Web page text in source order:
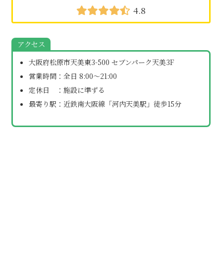
4.8
アクセス
大阪府松原市天美東3-500 セブンパーク天美3F
営業時間：全日 8:00～21:00
定休日 ：施設に準ずる
最寄り駅：近鉄南大阪線「河内天美駅」徒歩15分